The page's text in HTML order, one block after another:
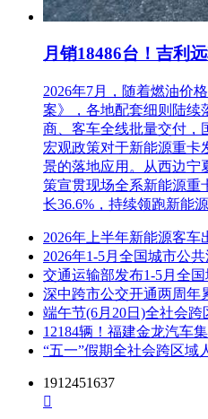
月销18486台！吉利
2026年7月，随着燃油价
案》，各地配套细则陆续
商、客车全线批量交付，
宏观政策对于新能源重卡
景的落地应用。从西边宁
策宣贯现场全系新能源重
长36.6%，持续领跑新能
2026年上半年新能源客车
2026年1-5月全国城市公
交通运输部发布1-5月全
深中跨市公交开通两周年
端午节(6月20日)全社会跨
12184辆！福建金龙汽车
“五一”假期全社会跨区域
1912451637
